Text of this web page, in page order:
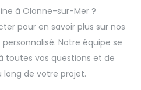
à Olonne-sur-Mer ?
pour en savoir plus sur nos
Notre équipe se
toutes vos questions et de
de votre projet.